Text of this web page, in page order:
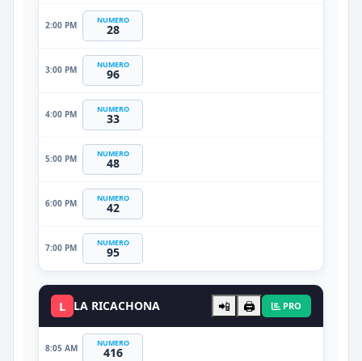
2:00 PM NUMERO
28
3:00 PM NUMERO
96
4:00 PM NUMERO
33
5:00 PM NUMERO
48
6:00 PM NUMERO
42
7:00 PM NUMERO
95
L LA RICACHONA 📲 🖨️ PRO
8:05 AM NUMERO
416